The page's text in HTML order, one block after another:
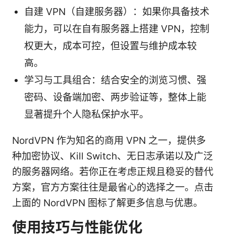
自建 VPN（自建服务器）：如果你具备技术
能力，可以在自有服务器上搭建 VPN，控制
权更大，成本可控，但设置与维护成本较
高。
学习与工具组合：结合安全的浏览习惯、强
密码、设备端加密、两步验证等，整体上能
显著提升个人隐私保护水平。
NordVPN 作为知名的商用 VPN 之一，提供多
种加密协议、Kill Switch、无日志承诺以及广泛
的服务器网络。若你正在考虑正规且稳妥的替代
方案，官方方案往往是最省心的选择之一。点击
上面的 NordVPN 图标了解更多信息与优惠。
使用技巧与性能优化